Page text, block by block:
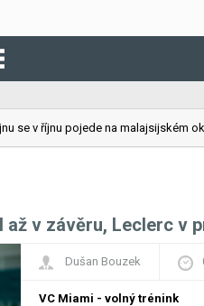
v říjnu pojede na malajsijském
až v závěru, Leclerc v
Dušan Bouzek
VC Miami - volný trénink